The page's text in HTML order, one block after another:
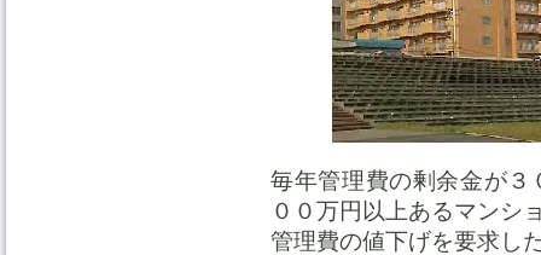
毎年管理費の剰余金が
００万円以上あるマンシ
管理費の値下げを要求し